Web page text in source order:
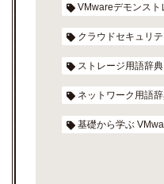
VMwareデモンスト
クラウドセキュリテ
ストレージ用語辞典
ネットワーク用語
基礎から学ぶ